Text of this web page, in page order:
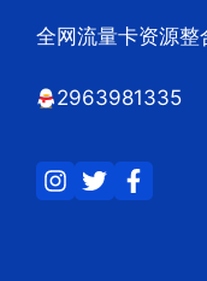
全网流量卡资源
2963981335